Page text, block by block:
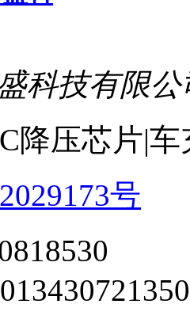
科技有限公
降压芯片|
号
13430721350